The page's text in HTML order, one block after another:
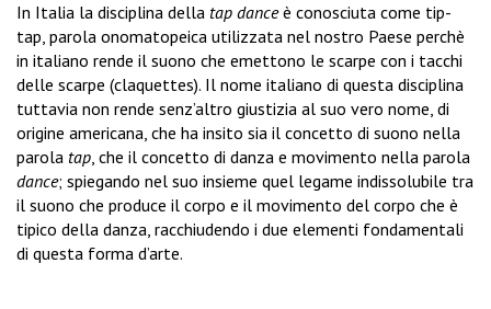
In Italia la disciplina della tap danceè conosciuta come tip-
tap, parola onomatopeica utilizzata nel nostro Paese perchè
in italiano rende il suono che emettono le scarpe con i tacchi
delle scarpe (claquettes). Il nome italiano di questa disciplina
tuttavia non rende senz’altro giustizia al suo vero nome, di
origine americana, che ha insito sia il concetto di suono nella
parola tap, che il concetto di danza e movimento nella parola
dance; spiegando nel suo insieme quel legame indissolubile tra
il suono che produce il corpo e il movimento del corpo che è
tipico della danza, racchiudendo i due elementi fondamentali
di questa forma d’arte.